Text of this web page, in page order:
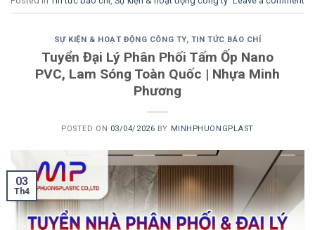
SỰ KIỆN & HOẠT ĐỘNG CÔNG TY, TIN TỨC BÁO CHÍ
Tuyển Đại Lý Phân Phối Tấm Ốp Nano
PVC, Lam Sóng Toàn Quốc | Nhựa Minh
Phương
POSTED ON 03/04/2026 BY MINHPHUONGPLAST
03
Th4